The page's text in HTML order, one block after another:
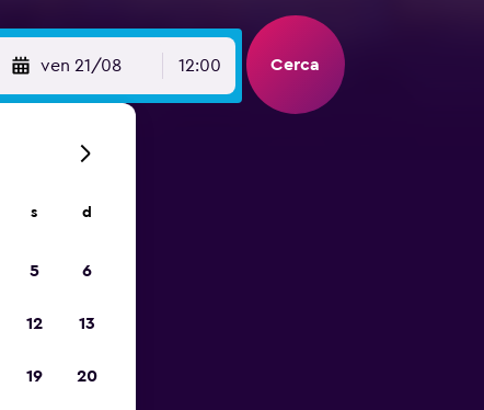
ven 21/08 12:00 Cerca
s d
5 6
12 13
19 20